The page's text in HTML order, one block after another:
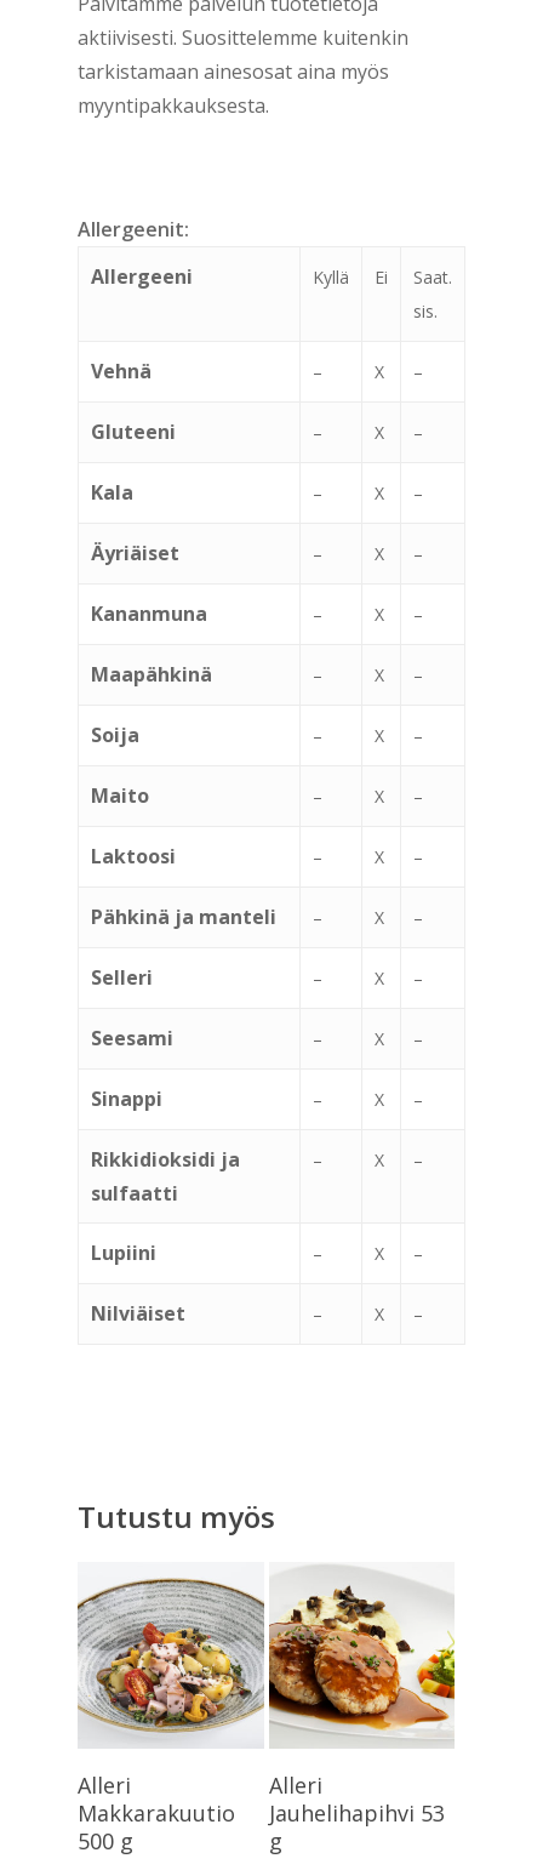
aktiivisesti. Suosittelemme kuitenkin
tarkistamaan ainesosat aina myös
myyntipakkauksesta.
Allergeenit:
Allergeeni
Kyllä Ei
Saat.
sis.
Vehnä – X –
Gluteeni – X –
Kala – X –
Äyriäiset – X –
Kananmuna – X –
Maapähkinä – X –
Soija – X –
Maito – X –
Laktoosi – X –
Pähkinä ja manteli – X –
Selleri – X –
Seesami – X –
Sinappi – X –
Rikkidioksidi ja
sulfaatti
– X –
Lupiini – X –
Nilviäiset – X –
Tutustu myös
Alleri
Makkarakuutio
500 g
Alleri
Jauhelihapihvi 53
g